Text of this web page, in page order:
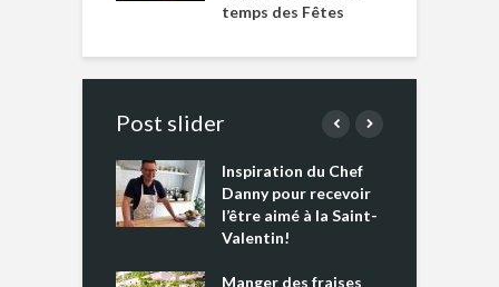
temps des Fêtes
Post slider
Inspiration du Chef
Danny pour recevoir
l’être aimé à la Saint-
Valentin!
Manger des fraises